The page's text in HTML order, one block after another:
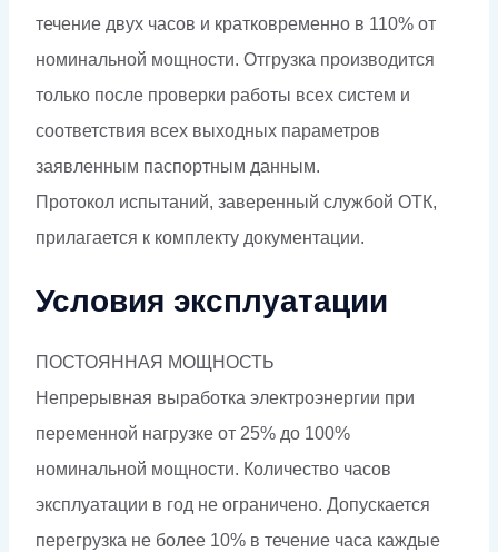
течение двух часов и кратковременно в 110% от
номинальной мощности. Отгрузка производится
только после проверки работы всех систем и
соответствия всех выходных параметров
заявленным паспортным данным.
Протокол испытаний, заверенный службой ОТК,
прилагается к комплекту документации.
Условия эксплуатации
ПОСТОЯННАЯ МОЩНОСТЬ
Непрерывная выработка электроэнергии при
переменной нагрузке от 25% до 100%
номинальной мощности. Количество часов
эксплуатации в год не ограничено. Допускается
перегрузка не более 10% в течение часа каждые